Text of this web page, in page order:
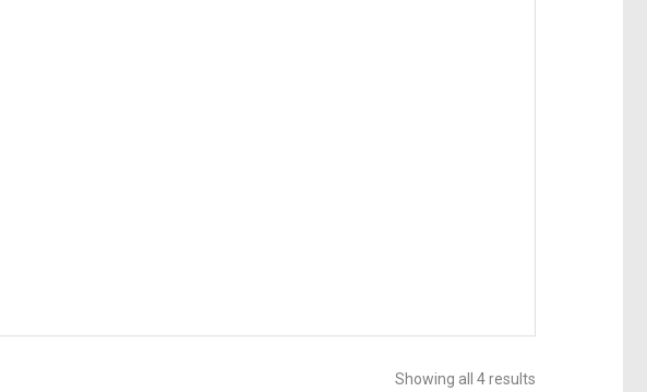
Showing all 4 results